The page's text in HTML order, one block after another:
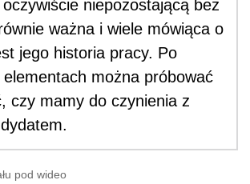
niepozostającą bez
ważna i wiele mówiąca o
jego historia pracy. Po
elementach można próbować
czy mamy do czynienia z
pod wideo